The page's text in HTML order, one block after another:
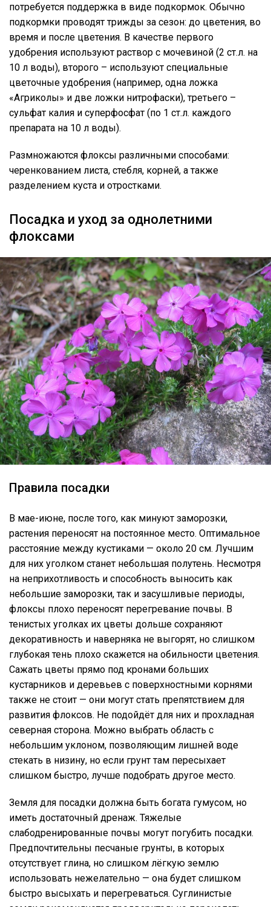
потребуется поддержка в виде подкормок. Обычно
подкормки проводят трижды за сезон: до цветения, во
время и после цветения. В качестве первого
удобрения используют раствор с мочевиной (2 ст.л. на
10 л воды), второго – используют специальные
цветочные удобрения (например, одна ложка
«Агриколы» и две ложки нитрофаски), третьего –
сульфат калия и суперфосфат (по 1 ст.л. каждого
препарата на 10 л воды).
Размножаются флоксы различными способами:
черенкованием листа, стебля, корней, а также
разделением куста и отростками.
Посадка и уход за однолетними
флоксами
Правила посадки
В мае-июне, после того, как минуют заморозки,
растения переносят на постоянное место. Оптимальное
расстояние между кустиками — около 20 см. Лучшим
для них уголком станет небольшая полутень. Несмотря
на неприхотливость и способность выносить как
небольшие заморозки, так и засушливые периоды,
флоксы плохо переносят перегревание почвы. В
тенистых уголках их цветы дольше сохраняют
декоративность и наверняка не выгорят, но слишком
глубокая тень плохо скажется на обильности цветения.
Сажать цветы прямо под кронами больших
кустарников и деревьев с поверхностными корнями
также не стоит — они могут стать препятствием для
развития флоксов. Не подойдёт для них и прохладная
северная сторона. Можно выбрать область с
небольшим уклоном, позволяющим лишней воде
стекать в низину, но если грунт там пересыхает
слишком быстро, лучше подобрать другое место.
Земля для посадки должна быть богата гумусом, но
иметь достаточный дренаж. Тяжелые
слабодренированные почвы могут погубить посадки.
Предпочтительны песчаные грунты, в которых
отсутствует глина, но слишком лёгкую землю
использовать нежелательно — она будет слишком
быстро высыхать и перегреваться. Суглинистые